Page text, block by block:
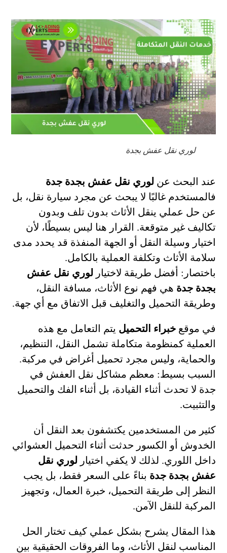
لوري نقل عفش بجدة
عند البحث عن لوري نقل عفش بجدة جدة
فالمستخدم غالبًا لا يبحث عن مجرد سيارة نقل، بل
عن حل عملي ينقل الأثاث بدون تلف وبدون
تكاليف غير متوقعة. القرار هنا ليس بسيطًا، لأن
اختيار وسيلة النقل أو الجهة المنفذة قد يحدد مدى
سلامة الأثاث وتكلفة العملية بالكامل.
باختصار: أفضل طريقة لاختيار لوري نقل عفش
بجدة جدة هي فهم نوع الأثاث، مسافة النقل،
وطريقة التحميل والتغليف قبل الاتفاق مع أي جهة.
في موقعخبراء التحميل يتم التعامل مع هذه
العملية كمنظومة متكاملة تشمل النقل، التنظيم،
والحماية، وليس مجرد تحميل أغراض في مركبة.
السبب بسيط: معظم مشاكل نقل العفش في
جدة لا تحدث أثناء القيادة، بل أثناء الفك والتحميل
والتثبيت.
كثير من المستخدمين يكتشفون بعد النقل أن
الخدوش أو الكسور حدثت أثناء التحميل العشوائي
داخل اللوري. لذلك لا يكفي اختيار لوري نقل
عفش بجدة جدة بناءً على السعر فقط، بل يجب
النظر إلى طريقة التحميل، خبرة العمال، وتجهيز
المركبة للنقل الآمن.
هذا المقال يشرح بشكل عملي كيف تختار الحل
المناسب لنقل الأثاث، وما الفروقات الحقيقية بين